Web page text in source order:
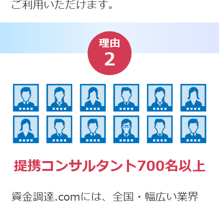
ご利用いただけます。
理由
2
提携コンサルタント700名以上
資金調達.comには、全国・幅広い業界